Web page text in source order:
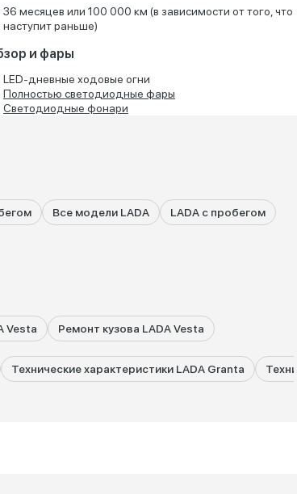
36 месяцев или 100 000 км (в зависимости от того, что
наступит раньше)
и фары
LED-дневные ходовые огни
Полностью светодиодные фары
Светодиодные фонари
Все модели LADA LADA с пробегом
Vesta Ремонт кузова LADA Vesta
Технические характеристики LADA Granta